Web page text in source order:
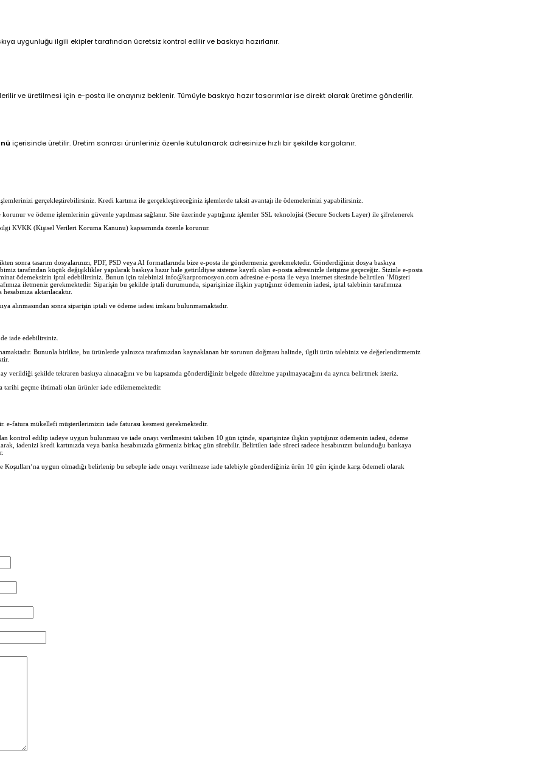
uygunluğu ilgili ekipler tarafından ücretsiz kontrol edilir ve baskıya hazırlanır.
ve üretilmesi için e-posta ile onayınız beklenir. Tümüyle baskıya hazır tasarımlar ise direkt olarak üretime gönderilir.
içerisinde üretilir. Üretim sonrası ürünleriniz özenle kutulanarak adresinize hızlı bir şekilde kargolanır.
gerçekleştirebilirsiniz. Kredi kartınız ile gerçekleştireceğiniz işlemlerde taksit avantajı ile ödemelerinizi yapabilirsiniz.
ve ödeme işlemlerinin güvenle yapılması sağlanır. Site üzerinde yaptığınız işlemler SSL teknolojisi (Secure Sockets Layer) ile şifrelenerek
KVKK (Kişisel Verileri Koruma Kanunu) kapsamında özenle korunur.
sonra tasarım dosyalarınızı, PDF, PSD veya AI formatlarında bize e-posta ile göndermeniz gerekmektedir. Gönderdiğiniz dosya baskıya
tarafından küçük değişiklikler yapılarak baskıya hazır hale getirildiyse sisteme kayıtlı olan e-posta adresinizle iletişime geçeceğiz. Sizinle e-posta
ödemeksizin iptal edebilirsiniz. Bunun için talebinizi info@karpromosyon.com adresine e-posta ile veya internet sitesinde belirtilen ‘Müşteri
iletmeniz gerekmektedir. Siparişin bu şekilde iptali durumunda, siparişinize ilişkin yaptığınız ödemenin iadesi, iptal talebinin tarafımıza
aktarılacaktır.
alınmasından sonra siparişin iptali ve ödeme iadesi imkanı bulunmamaktadır.
iade edebilirsiniz.
Bununla birlikte, bu ürünlerde yalnızca tarafımızdan kaynaklanan bir sorunun doğması halinde, ilgili ürün talebiniz ve değerlendirmemiz
şekilde tekraren baskıya alınacağını ve bu kapsamda gönderdiğiniz belgede düzeltme yapılmayacağını da ayrıca belirtmek isteriz.
tarihi geçme ihtimali olan ürünler iade edilememektedir.
fatura mükellefi müşterilerimizin iade faturası kesmesi gerekmektedir.
kontrol edilip iadeye uygun bulunması ve iade onayı verilmesini takiben 10 gün içinde, siparişinize ilişkin yaptığınız ödemenin iadesi, ödeme
iadenizi kredi kartınızda veya banka hesabınızda görmeniz birkaç gün sürebilir. Belirtilen iade süreci sadece hesabınızın bulunduğu bankaya
uygun olmadığı belirlenip bu sebeple iade onayı verilmezse iade talebiyle gönderdiğiniz ürün 10 gün içinde karşı ödemeli olarak